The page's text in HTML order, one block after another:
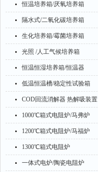
恒温培养箱/厌氧培养箱
隔水式/二氧化碳培养箱
生化培养箱/霉菌培养箱
光照 /人工气候培养箱
恒温恒湿培养箱/恒温器
低温恒温槽/稳定性试验箱
COD回流消解器 热解吸装置
1000℃箱式电阻炉/马弗炉
1200℃箱式电阻炉/马福炉
1300℃箱式电阻炉
一体式电炉/陶瓷电阻炉